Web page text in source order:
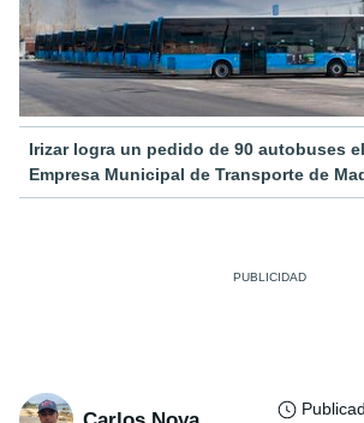
Irizar logra un pedido de 90 autobuses
Empresa Municipal de Transporte de